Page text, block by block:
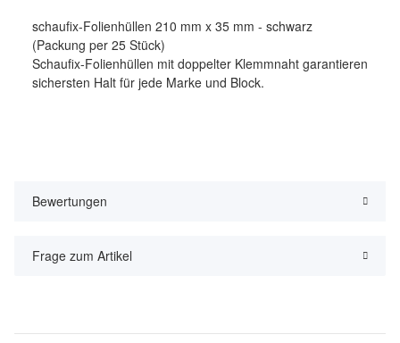
schaufix-Folienhüllen 210 mm x 35 mm - schwarz
(Packung per 25 Stück)
Schaufix-Folienhüllen mit doppelter Klemmnaht garantieren
sichersten Halt für jede Marke und Block.
Bewertungen
Frage zum Artikel